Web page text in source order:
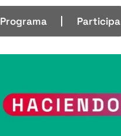
Programa Participa